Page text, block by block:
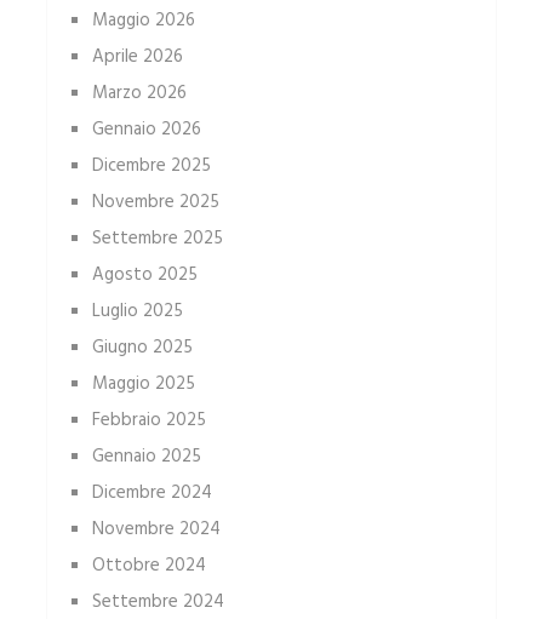
Maggio 2026
Aprile 2026
Marzo 2026
Gennaio 2026
Dicembre 2025
Novembre 2025
Settembre 2025
Agosto 2025
Luglio 2025
Giugno 2025
Maggio 2025
Febbraio 2025
Gennaio 2025
Dicembre 2024
Novembre 2024
Ottobre 2024
Settembre 2024